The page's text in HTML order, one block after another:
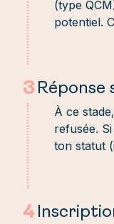
(type
potentiel.
3 Réponse
À ce
refusée.
ton statut
4